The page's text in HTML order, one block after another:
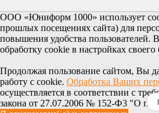
ООО «Юниформ 1000» использует
прошлых посещениях сайта) для
повышения удобства пользователей.
обработку cookie в настройках своего
Продолжая пользование сайтом, Вы
работу с cookie. Обработка Ваших
осуществляется в соответствии с
закона от 27.07.2006 № 152-Ф3 "О